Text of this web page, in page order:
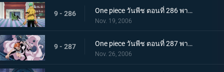
9 - 286 One piece วันพีช ตอนที่ 286 พากย์ไทย พลังของผลปีศาจ! คาคุกับจาบราแปลงร่างใหญ่
Nov. 19, 2006
9 - 287 One piece วันพีช ตอนที่ 287 พากย์ไทย ถึงตายก็ไม่ยอมเตะ! เส้นทางอัศวินของลูกผู้ชายซันจิ
Nov. 26, 2006